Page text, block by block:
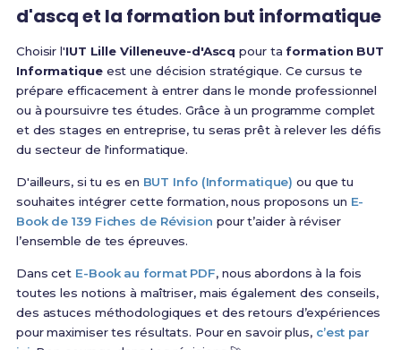
d'ascq et la formation but informatique
Choisir l'IUT Lille Villeneuve-d'Ascq pour taformation BUT
Informatiqueest une décision stratégique. Ce cursus te
prépare efficacement à entrer dans le monde professionnel
ou à poursuivre tes études. Grâce à un programme complet
et des stages en entreprise, tu seras prêt à relever les défis
du secteur de l'informatique.
D'ailleurs, si tu es en BUT Info (Informatique) ou que tu
souhaites intégrer cette formation, nous proposons un E-
Book de 139 Fiches de Révision pour t’aider à réviser
l’ensemble de tes épreuves.
Dans cet E-Book au format PDF, nous abordons à la fois
toutes les notions à maîtriser, mais également des conseils,
des astuces méthodologiques et des retours d’expériences
pour maximiser tes résultats. Pour en savoir plus, c’est par